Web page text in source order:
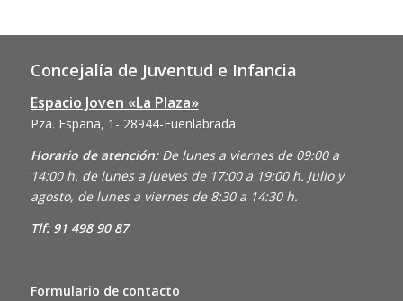
Concejalía de Juventud e Infancia
Espacio Joven «La Plaza»
Pza. España, 1- 28944-Fuenlabrada
Horario de atención: De lunes a viernes de 09:00 a
14:00 h. de lunes a jueves de 17:00 a 19:00 h. Julio y
agosto, de lunes a viernes de 8:30 a 14:30 h.
Tlf: 91 498 90 87
Formulario de contacto